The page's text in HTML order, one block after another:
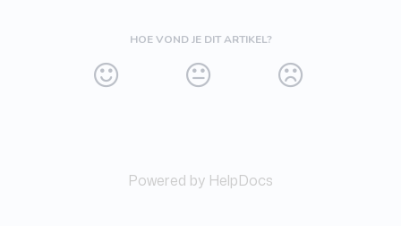
HOE VOND JE DIT ARTIKEL?
Powered by HelpDocs